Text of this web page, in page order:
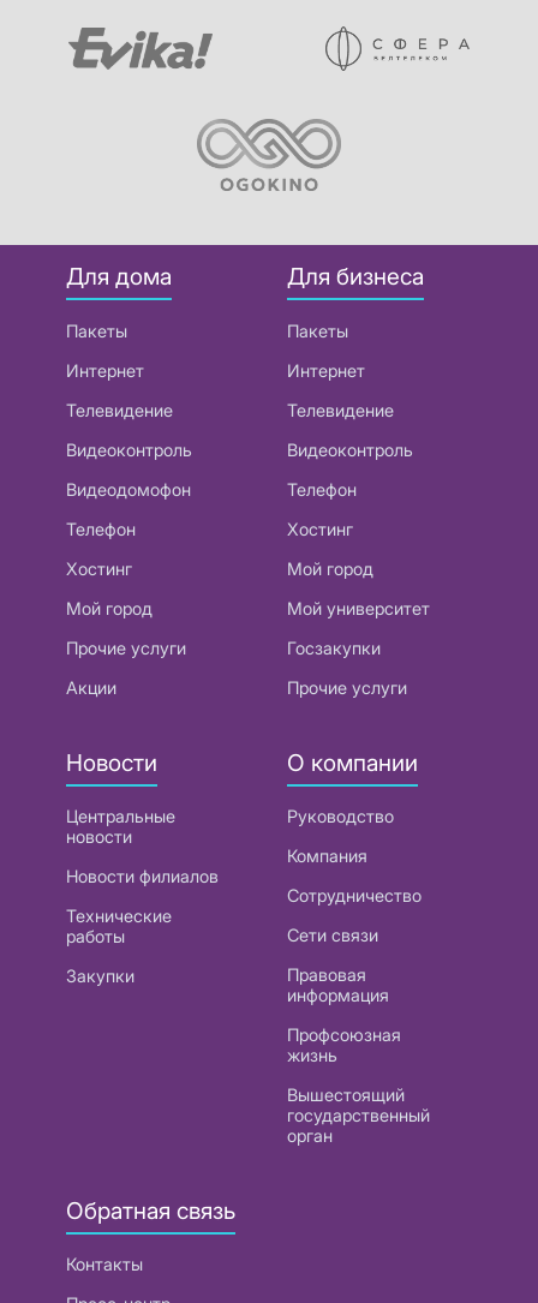
Для дома
Пакеты
Интернет
Телевидение
Видеоконтроль
Видеодомофон
Телефон
Хостинг
Мой город
Прочие услуги
Акции
Для бизнеса
Пакеты
Интернет
Телевидение
Видеоконтроль
Телефон
Хостинг
Мой город
Мой университет
Госзакупки
Прочие услуги
Новости
Центральные
новости
Новости филиалов
Технические
работы
Закупки
О компании
Руководство
Компания
Сотрудничество
Сети связи
Правовая
информация
Профсоюзная
жизнь
Вышестоящий
государственный
орган
Обратная связь
Контакты